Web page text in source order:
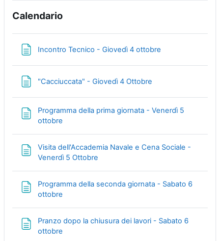
Calendario
Incontro Tecnico - Giovedì 4 ottobre
"Cacciuccata" - Giovedì 4 Ottobre
Programma della prima giornata - Venerdì 5
ottobre
Visita dell'Accademia Navale e Cena Sociale -
Venerdì 5 Ottobre
Programma della seconda giornata - Sabato 6
ottobre
Pranzo dopo la chiusura dei lavori - Sabato 6
ottobre